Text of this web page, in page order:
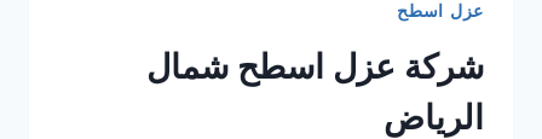
عزل اسطح
شركة عزل اسطح شمال
الرياض